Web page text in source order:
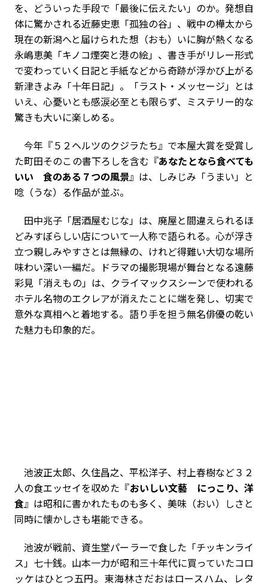
を、どういった手段で「最後に伝えたい」のか。発想自
体に驚かされる近藤史恵「孤独の谷」、戦中の樺太から
現在の新潟へと届けられた想（おも）いに胸が熱くなる
永嶋恵美「キノコ煙突と港の絵」、書き手がリレー形式
で変わっていく日記と手紙などから奇跡が浮かび上がる
新津きよみ「十年日記」。「ラスト・メッセージ」とは
いえ、心憂いとも感涙必至とも限らず、ミステリー的な
驚きも大いに楽しめる。
今年『５２ヘルツのクジラたち』で本屋大賞を受賞し
た町田そのこの書下ろしを含む『あなたとなら食べても
いい 食のある７つの風景』は、しみじみ「うまい」と
唸（うな）る作品が並ぶ。
田中兆子「居酒屋むじな」は、廃屋と間違えられるほ
どみすぼらしい店について一人称で語られる。心が浮き
立つ親しみやすさとは無縁の、けれど得難い大切な場所――
味わい深い一編だ。ドラマの撮影現場が舞台となる遠藤
彩見「消えもの」は、クライマックスシーンで使われる
ホテル名物のエクレアが消えたことに端を発し、切実で
意外な真相へと着地する。語り手を担う無名俳優の乾い
た魅力も印象的だ。
池波正太郎、久住昌之、平松洋子、村上春樹など３２
人の食エッセイを収めた『おいしい文藝 にっこり、洋
食』は昭和に書かれたものも多く、美味（おい）しさと
同時に懐かしさも堪能できる。
池波が戦前、資生堂パーラーで食した「チッキンライ
ス」七十銭。山本一力が昭和三十年代に買っていたコロ
ッケはひとつ五円。東海林さだおはロースハム、レタ